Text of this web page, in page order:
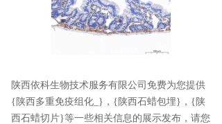
陕西依科生物技术服务有限公司免费为您提供
{陕西多重免疫组化_} ，{陕西石蜡包埋}，{陕
西石蜡切片}等一些相关信息的展示发布，请您